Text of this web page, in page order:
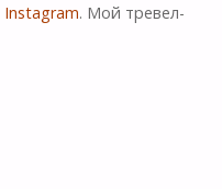
Instagram. Мой тревел-